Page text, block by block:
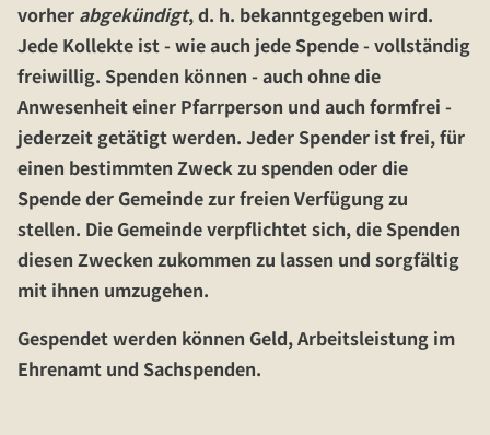
vorher abgekündigt, d. h. bekanntgegeben wird.
Jede Kollekte ist - wie auch jede Spende - vollständig
freiwillig. Spenden können - auch ohne die
Anwesenheit einer Pfarrperson und auch formfrei -
jederzeit getätigt werden. Jeder Spender ist frei, für
einen bestimmten Zweck zu spenden oder die
Spende der Gemeinde zur freien Verfügung zu
stellen. Die Gemeinde verpflichtet sich, die Spenden
diesen Zwecken zukommen zu lassen und sorgfältig
mit ihnen umzugehen.
Gespendet werden können Geld, Arbeitsleistung im
Ehrenamt und Sachspenden.